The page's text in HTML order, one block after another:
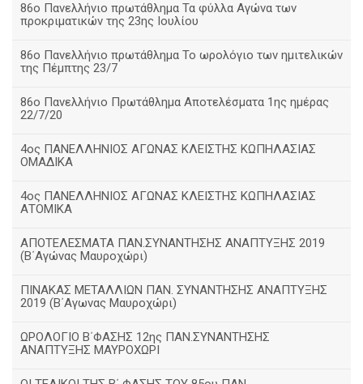
86ο Πανελλήνιο πρωτάθλημα Τα φύλλα Αγώνα των
προκριματικών της 23ης Ιουλίου
86ο Πανελλήνιο πρωτάθλημα Το ωρολόγιο των ημιτελικών
της Πέμπτης 23/7
86ο Πανελλήνιο Πρωτάθλημα Αποτελέσματα 1ης ημέρας
22/7/20
4ος ΠΑΝΕΛΛΗΝΙΟΣ ΑΓΩΝΑΣ ΚΛΕΙΣΤΗΣ ΚΩΠΗΛΑΣΙΑΣ
ΟΜΑΔΙΚΑ
4ος ΠΑΝΕΛΛΗΝΙΟΣ ΑΓΩΝΑΣ ΚΛΕΙΣΤΗΣ ΚΩΠΗΛΑΣΙΑΣ
ΑΤΟΜΙΚΑ
ΑΠΟΤΕΛΕΣΜΑΤΑ ΠΑΝ.ΣΥΝΑΝΤΗΣΗΣ ΑΝΑΠΤΥΞΗΣ 2019
(B΄Αγώνας Μαυροχώρι)
ΠΙΝΑΚΑΣ ΜΕΤΑΛΛΙΩΝ ΠΑΝ. ΣΥΝΑΝΤΗΣΗΣ ΑΝΑΠΤΥΞΗΣ
2019 (Β΄Αγωνας Μαυροχώρι)
ΩΡΟΛΟΓΙΟ Β΄ΦΑΣΗΣ 12ης ΠΑΝ.ΣΥΝΑΝΤΗΣΗΣ
ΑΝΑΠΤΥΞΗΣ ΜΑΥΡΟΧΩΡΙ